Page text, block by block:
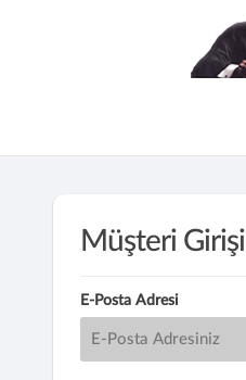
Müşteri Girişi
E-Posta Adresi